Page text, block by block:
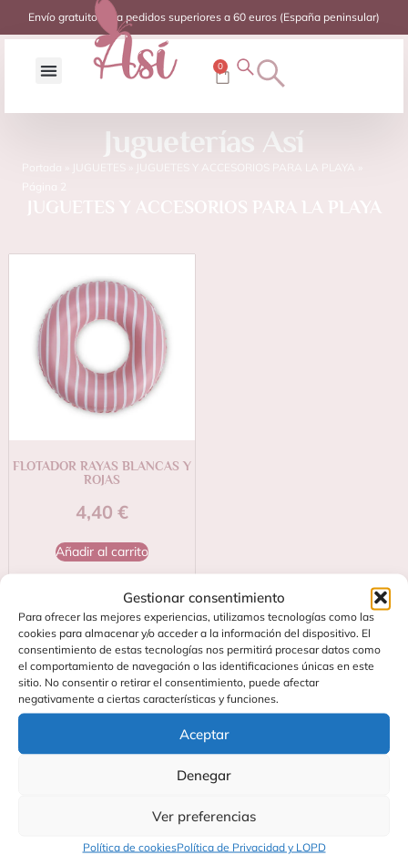
Gestionar consentimiento
Para ofrecer las mejores experiencias, utilizamos tecnologías como las
cookies para almacenar y/o acceder a la información del dispositivo. El
consentimiento de estas tecnologías nos permitirá procesar datos como
el comportamiento de navegación o las identificaciones únicas en este
sitio. No consentir o retirar el consentimiento, puede afectar
negativamente a ciertas características y funciones.
Aceptar
Denegar
Ver preferencias
Política de cookiesPolítica de Privacidad y LOPD
Envío gratuito para pedidos superiores a 60 euros (España peninsular)
0
Jugueterías Así
Portada JUGUETES JUGUETES Y ACCESORIOS PARA LA PLAYA
FLOTADOR RAYAS BLANCAS Y
ROJAS
4,40 €
Añadir al carrito
← 1 2